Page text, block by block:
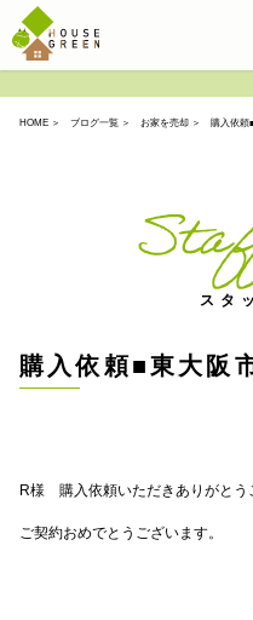
HOME ＞ ブログ一覧 ＞ お家を売却 ＞ 購入依頼
スタ
購入依頼■東大阪
R様 購入依頼いただきありがとう
ご契約おめでとうございます。